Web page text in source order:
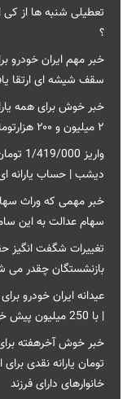
تعطیلی شنبه ها از
؟
سقف شیشه ای ارتقا
خبر خوش برای همه
۲ میلیون و ۲۰۰ هزارتومانی برای این خانواده‌ها
دیشب | حساب یارانه
خبر مهمی که وراث
سهام عدالت به این
تغییرات شگفت انگیز
بازنشستگان چقدر می
| با 250 میلیون پیش خودرو بخرید
خانوارهای دارای فرزند